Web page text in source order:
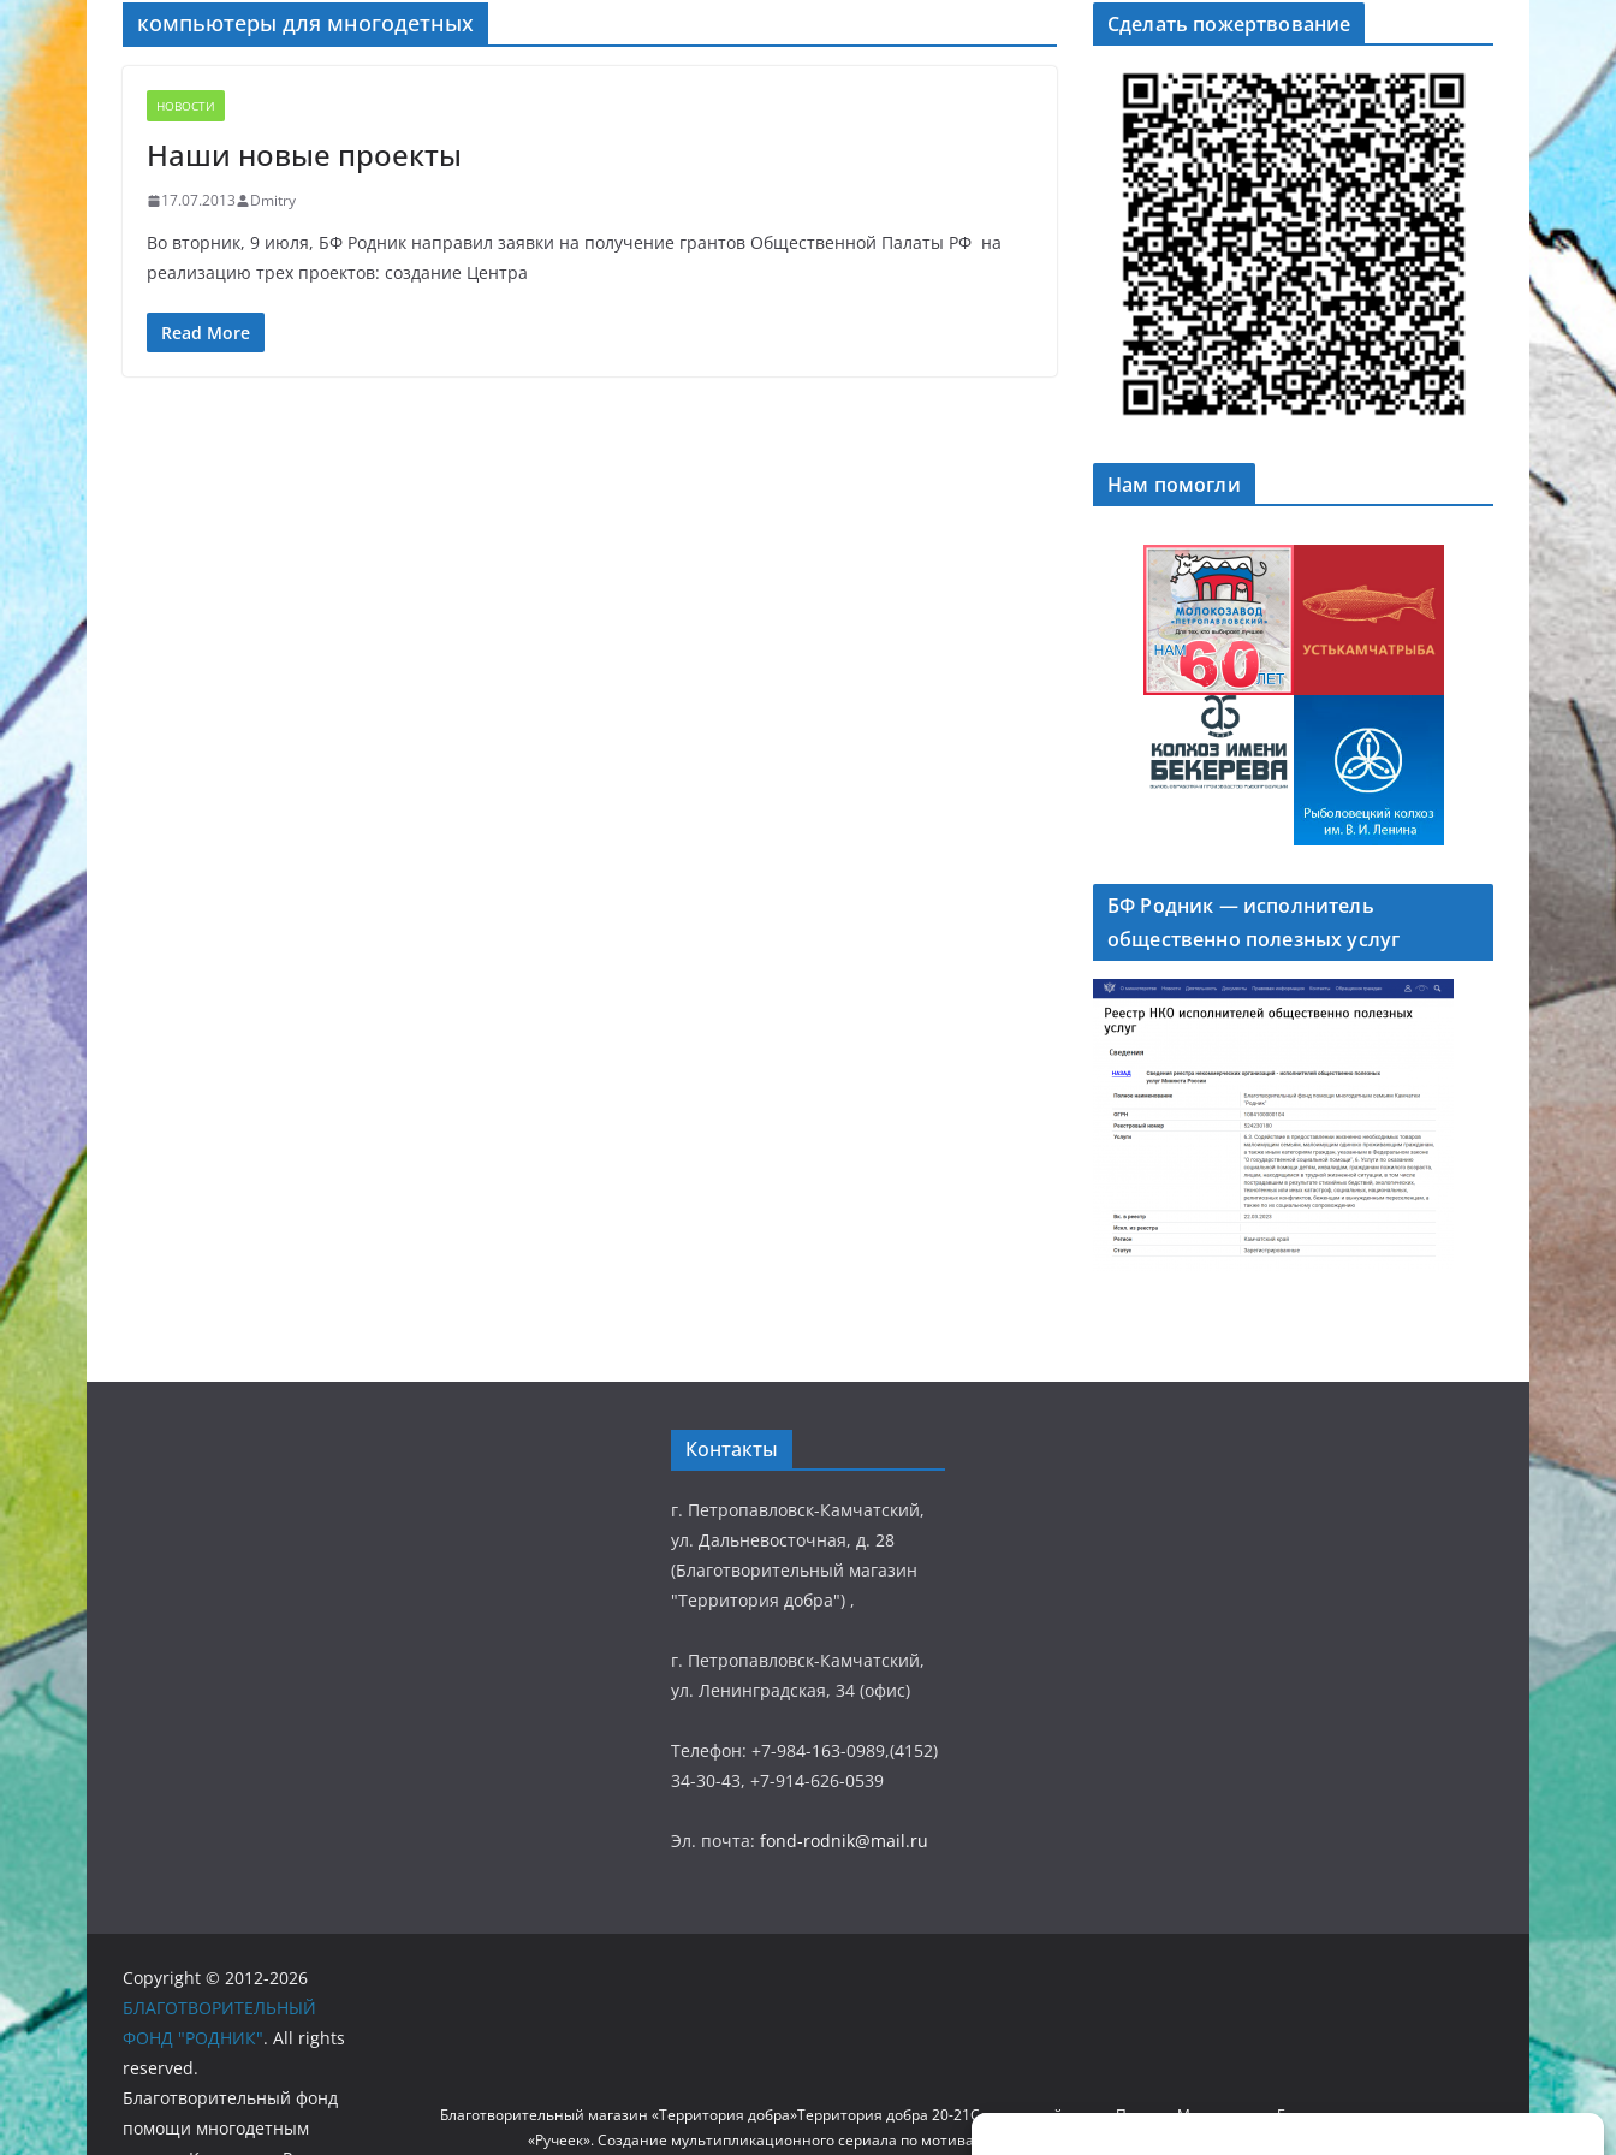
компьютеры для многодетных
НОВОСТИ
Наши новые проекты
17.07.2013 Dmitry
Во вторник, 9 июля, БФ Родник направил заявки на получение грантов Общественной Палаты РФ на
реализацию трех проектов: создание Центра
Read More
Сделать пожертвование
Нам помогли
БФ Родник — исполнитель
общественно полезных услуг
Контакты
г. Петропавловск-Камчатский,
ул. Дальневосточная, д. 28
(Благотворительный магазин
"Территория добра") ,
г. Петропавловск-Камчатский,
ул. Ленинградская, 34 (офис)
Телефон: +7-984-163-0989,(4152)
34-30-43, +7-914-626-0539
Эл. почта: fond-rodnik@mail.ru
Благотворительный магазин «Территория добра»Территория добра 20-21Социальный десантПроект «Мультстудия»Безопасное детство
«Ручеек». Создание мультипликационного сериала по мотивам сказок и на языках коренных народов Камчатки
Copyright © 2012-2026
БЛАГОТВОРИТЕЛЬНЫЙ
ФОНД "РОДНИК". All rights
reserved.
Благотворительный фонд
помощи многодетным